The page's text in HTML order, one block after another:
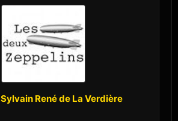
Sylvain René de La Verdière